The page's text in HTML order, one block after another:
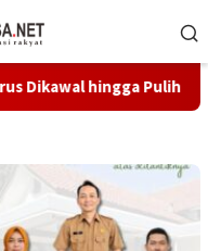
hingga Pulih